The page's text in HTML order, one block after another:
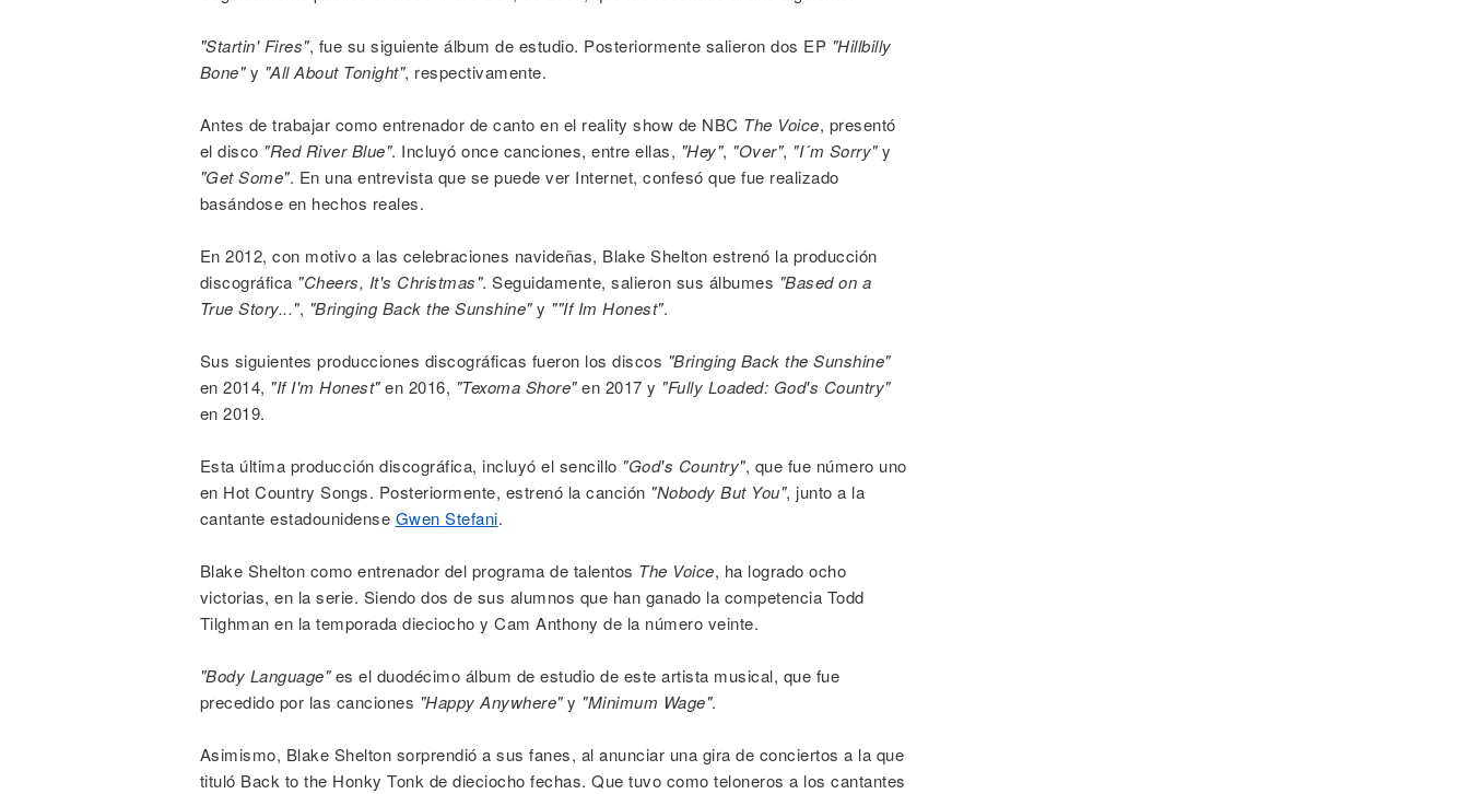
"Startin' Fires", fue su siguiente álbum de estudio. Posteriormente salieron dos EP "Hillbilly
Bone"y "All About Tonight", respectivamente.
Antes de trabajar como entrenador de canto en el reality show de NBC The Voice, presentó
el disco "Red River Blue". Incluyó once canciones, entre ellas, "Hey", "Over", "I´m Sorry"y
"Get Some". En una entrevista que se puede ver Internet, confesó que fue realizado
basándose en hechos reales.
En 2012, con motivo a las celebraciones navideñas, Blake Shelton estrenó la producción
discográfica "Cheers, It's Christmas". Seguidamente, salieron sus álbumes "Based on a
True Story...", "Bringing Back the Sunshine"y ""If Im Honest".
Sus siguientes producciones discográficas fueron los discos "Bringing Back the Sunshine"
en 2014, "If I'm Honest"en 2016, "Texoma Shore"en 2017 y "Fully Loaded: God's Country"
en 2019.
Esta última producción discográfica, incluyó el sencillo "God's Country", que fue número uno
en Hot Country Songs. Posteriormente, estrenó la canción "Nobody But You", junto a la
cantante estadounidense Gwen Stefani.
Blake Shelton como entrenador del programa de talentos The Voice, ha logrado ocho
victorias, en la serie. Siendo dos de sus alumnos que han ganado la competencia Todd
Tilghman en la temporada dieciocho y Cam Anthony de la número veinte.
"Body Language"es el duodécimo álbum de estudio de este artista musical, que fue
precedido por las canciones "Happy Anywhere"y "Minimum Wage".
Asimismo, Blake Shelton sorprendió a sus fanes, al anunciar una gira de conciertos a la que
tituló Back to the Honky Tonk de dieciocho fechas. Que tuvo como teloneros a los cantantes